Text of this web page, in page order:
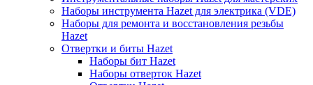
Наборы инструмента Hazet для электрика (VDE)
Наборы для ремонта и восстановления резьбы
Hazet
Отвертки и биты Hazet
Наборы бит Hazet
Наборы отверток Hazet